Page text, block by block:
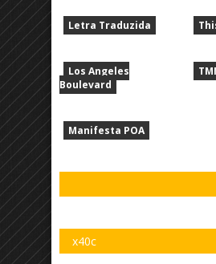
Letra Traduzida
Los Angeles
Boulevard
Manifesta POA
x40c